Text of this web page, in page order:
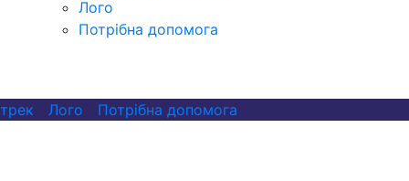
Лого
Потрібна допомога
Лого
Потрібна допомога